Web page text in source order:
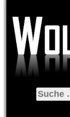
Suche
nach: